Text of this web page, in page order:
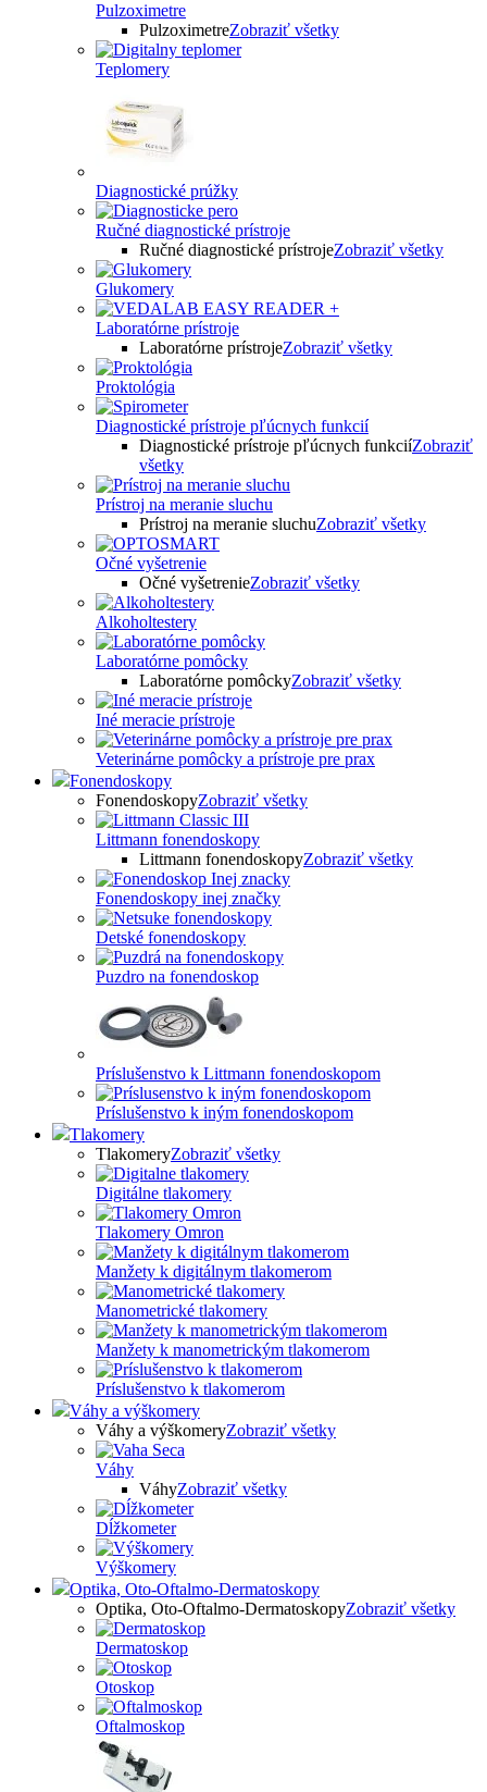
Pulzoximetre
PulzoximetreZobraziť všetky
Teplomery
Diagnostické prúžky
Ručné diagnostické prístroje
Ručné diagnostické prístrojeZobraziť všetky
Glukomery
Laboratórne prístroje
Laboratórne prístrojeZobraziť všetky
Proktológia
Diagnostické prístroje pľúcnych funkcií
Diagnostické prístroje pľúcnych funkciíZobraziť
všetky
Prístroj na meranie sluchu
Prístroj na meranie sluchuZobraziť všetky
Očné vyšetrenie
Očné vyšetrenieZobraziť všetky
Alkoholtestery
Laboratórne pomôcky
Laboratórne pomôckyZobraziť všetky
Iné meracie prístroje
Veterinárne pomôcky a prístroje pre prax
Fonendoskopy
FonendoskopyZobraziť všetky
Littmann fonendoskopy
Littmann fonendoskopyZobraziť všetky
Fonendoskopy inej značky
Detské fonendoskopy
Puzdro na fonendoskop
Príslušenstvo k Littmann fonendoskopom
Príslušenstvo k iným fonendoskopom
Tlakomery
TlakomeryZobraziť všetky
Digitálne tlakomery
Tlakomery Omron
Manžety k digitálnym tlakomerom
Manometrické tlakomery
Manžety k manometrickým tlakomerom
Príslušenstvo k tlakomerom
Váhy a výškomery
Váhy a výškomeryZobraziť všetky
Váhy
VáhyZobraziť všetky
Dĺžkometer
Výškomery
Optika, Oto-Oftalmo-Dermatoskopy
Optika, Oto-Oftalmo-DermatoskopyZobraziť všetky
Dermatoskop
Otoskop
Oftalmoskop